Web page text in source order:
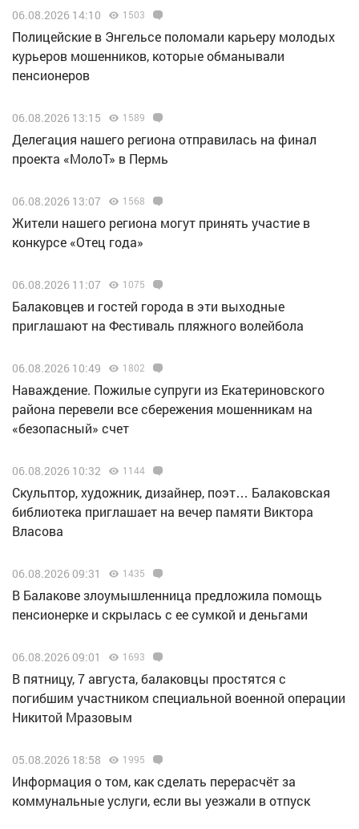
06.08.2026 14:10 1503
Полицейские в Энгельсе поломали карьеру молодых
курьеров мошенников, которые обманывали
пенсионеров
06.08.2026 13:15 1589
Делегация нашего региона отправилась на финал
проекта «МолоТ» в Пермь
06.08.2026 13:07 1568
Жители нашего региона могут принять участие в
конкурсе «Отец года»
06.08.2026 11:07 1075
Балаковцев и гостей города в эти выходные
приглашают на Фестиваль пляжного волейбола
06.08.2026 10:49 1802
Наваждение. Пожилые супруги из Екатериновского
района перевели все сбережения мошенникам на
«безопасный» счет
06.08.2026 10:32 1144
Скульптор, художник, дизайнер, поэт… Балаковская
библиотека приглашает на вечер памяти Виктора
Власова
06.08.2026 09:31 1435
В Балакове злоумышленница предложила помощь
пенсионерке и скрылась с ее сумкой и деньгами
06.08.2026 09:01 1693
В пятницу, 7 августа, балаковцы простятся с
погибшим участником специальной военной операции
Никитой Мразовым
05.08.2026 18:58 1995
Информация о том, как сделать перерасчёт за
коммунальные услуги, если вы уезжали в отпуск